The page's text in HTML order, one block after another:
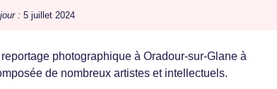
: 5 juillet 2024
photographique à Oradour-sur-Glane à
de nombreux artistes et intellectuels.